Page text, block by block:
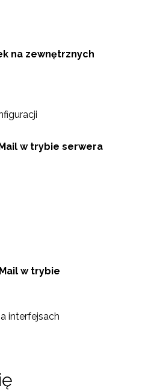
na zewnętrznych
w trybie serwera
w trybie
interfejsach